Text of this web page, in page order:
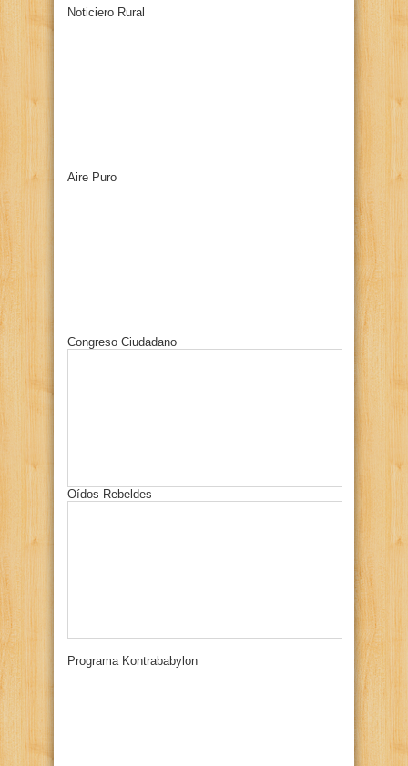
Noticiero Rural
Aire Puro
Congreso Ciudadano
Oídos Rebeldes
Programa Kontrababylon